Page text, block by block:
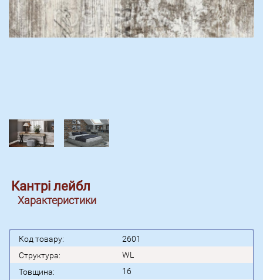
Кантрі лейбл
Характеристики
Код товару:
2601
Структура:
WL
Товщина:
16